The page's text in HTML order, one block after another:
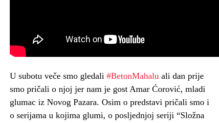
U subotu veče smo gledali #BetonMahalu ali dan prije
smo pričali o njoj jer nam je gost Amar Ćorović, mladi
glumac iz Novog Pazara. Osim o predstavi pričali smo i
o serijama u kojima glumi, o posljednjoj seriji “Složna